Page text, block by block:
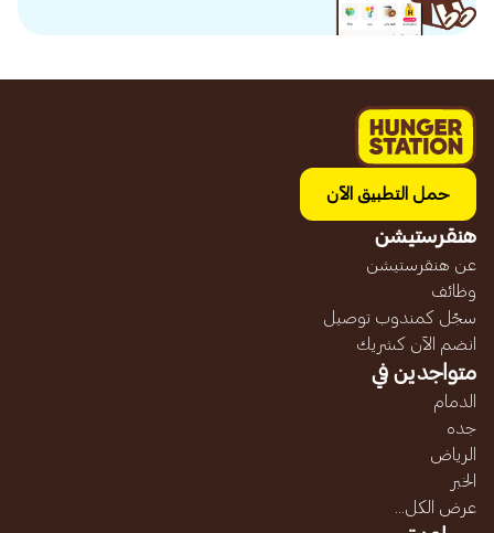
حمل التطبيق الآن
هنقرستيشن
عن هنقرستيشن
وظائف
سجّل كمندوب توصيل
انضم الآن كشريك
متواجدين في
الدمام
جده
الرياض
الخبر
عرض الكل...